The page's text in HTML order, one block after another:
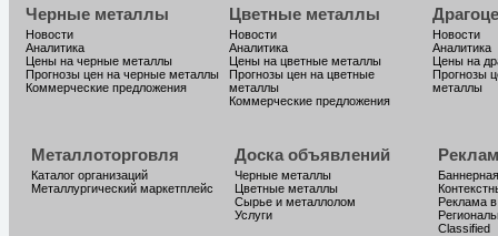
Черные металлы
Новости
Аналитика
Цены на черные металлы
Прогнозы цен на черные металлы
Коммерческие предложения
Цветные металлы
Новости
Аналитика
Цены на цветные металлы
Прогнозы цен на цветные
металлы
Коммерческие предложения
Новости
Аналитика
Цены на
Прогнозы
металлы
Металлоторговля
Каталог организаций
Металлургический маркетплейс
Доска объявлений
Черные металлы
Цветные металлы
Сырье и металлолом
Услуги
Реклама
Classified